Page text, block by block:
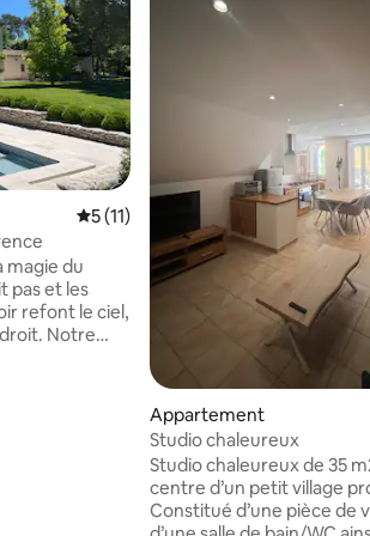
Évaluation moyenne sur la base de
5 (11)
magie du
pas et les
refont le ciel,
Notre
Appartement
Studio chaleureux
Studio chaleureux de 35
centre d’un petit village
Constitué d’une pièce de